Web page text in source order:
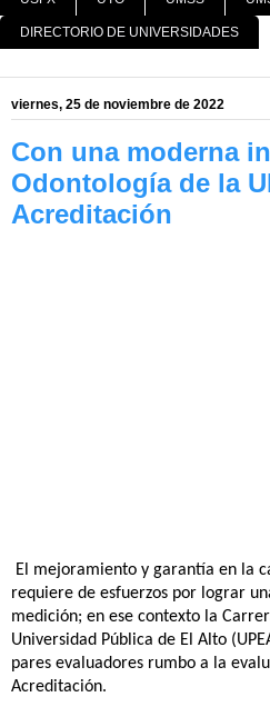
DIRECTORIO DE UNIVERSIDADES
viernes, 25 de noviembre de 2022
Con una moderna
Odontología de la
Acreditación
El mejoramiento y garantía en la
requiere de esfuerzos por lograr
medición; en ese contexto la
Universidad Pública de El Alto
pares evaluadores rumbo a la
Acreditación.